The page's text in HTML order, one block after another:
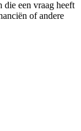
die een vraag heeft
of andere